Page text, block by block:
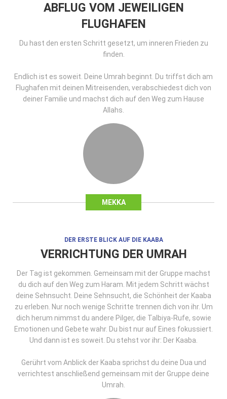
MEKKA
ABFLUG VOM JEWEILIGEN
FLUGHAFEN
Du hast den ersten Schritt gesetzt, um inneren Frieden zu
finden.
Endlich ist es soweit. Deine Umrah beginnt. Du triffst dich am
Flughafen mit deinen Mitreisenden, verabschiedest dich von
deiner Familie und machst dich auf den Weg zum Hause
Allahs.
DER ERSTE BLICK AUF DIE KAABA
VERRICHTUNG DER UMRAH
Der Tag ist gekommen. Gemeinsam mit der Gruppe machst
du dich auf den Weg zum Haram. Mit jedem Schritt wächst
deine Sehnsucht. Deine Sehnsucht, die Schönheit der Kaaba
zu erleben. Nur noch wenige Schritte trennen dich von ihr. Um
dich herum nimmst du andere Pilger, die Talbiya-Rufe, sowie
Emotionen und Gebete wahr. Du bist nur auf Eines fokussiert.
Und dann ist es soweit. Du stehst vor ihr: Der Kaaba.
Gerührt vom Anblick der Kaaba sprichst du deine Dua und
verrichtest anschließend gemeinsam mit der Gruppe deine
Umrah.